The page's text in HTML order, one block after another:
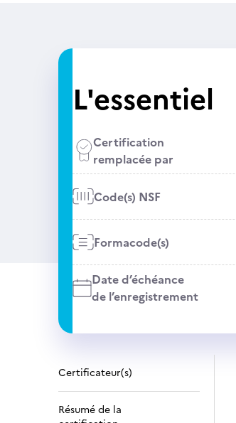
L'essentiel
Certification
remplacée par
Code(s) NSF
Formacode(s)
Date d’échéance
de l’enregistrement
Certificateur(s)
Résumé de la